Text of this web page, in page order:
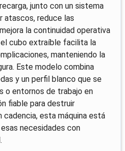
junto con un sistema
atascos, reduce las
la continuidad operativa
cubo extraíble facilita la
manteniendo la
Este modelo combina
y un perfil blanco que se
o entornos de trabajo en
fiable para destruir
esta máquina está
necesidades con